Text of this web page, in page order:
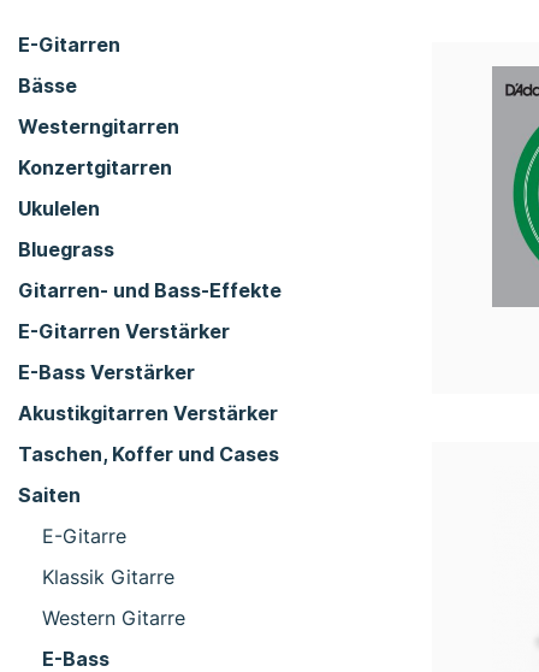
E-Gitarren
Bässe
Westerngitarren
Konzertgitarren
Ukulelen
Bluegrass
Gitarren- und Bass-Effekte
E-Gitarren Verstärker
E-Bass Verstärker
Akustikgitarren Verstärker
Taschen, Koffer und Cases
Saiten
E-Gitarre
Klassik Gitarre
Western Gitarre
E-Bass